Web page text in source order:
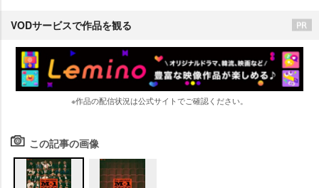
VODサービスで作品を観る
※作品の配信状況は公式サイトでご確認ください。
この記事の画像